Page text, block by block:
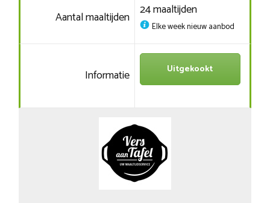
Aantal maaltijden 24 maaltijden
Elke week nieuw aanbod
Informatie Uitgekookt